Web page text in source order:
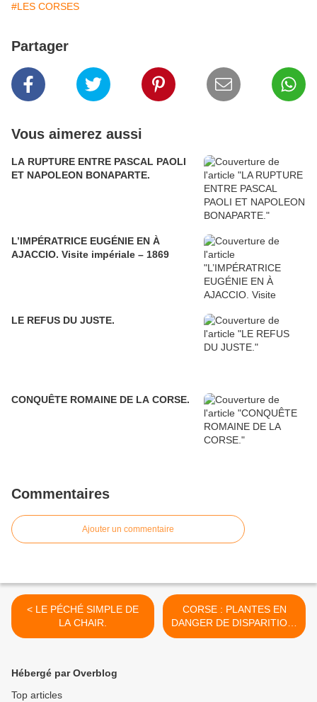
#LES CORSES
Partager
Vous aimerez aussi
LA RUPTURE ENTRE PASCAL PAOLI
ET NAPOLEON BONAPARTE.
L’IMPÉRATRICE EUGÉNIE EN À
AJACCIO. Visite impériale – 1869
LE REFUS DU JUSTE.
CONQUÊTE ROMAINE DE LA CORSE.
Commentaires
Ajouter un commentaire
< LE PÉCHÉ SIMPLE DE
LA CHAIR.
CORSE : PLANTES EN
DANGER DE DISPARITION.
>
Hébergé par Overblog
Top articles